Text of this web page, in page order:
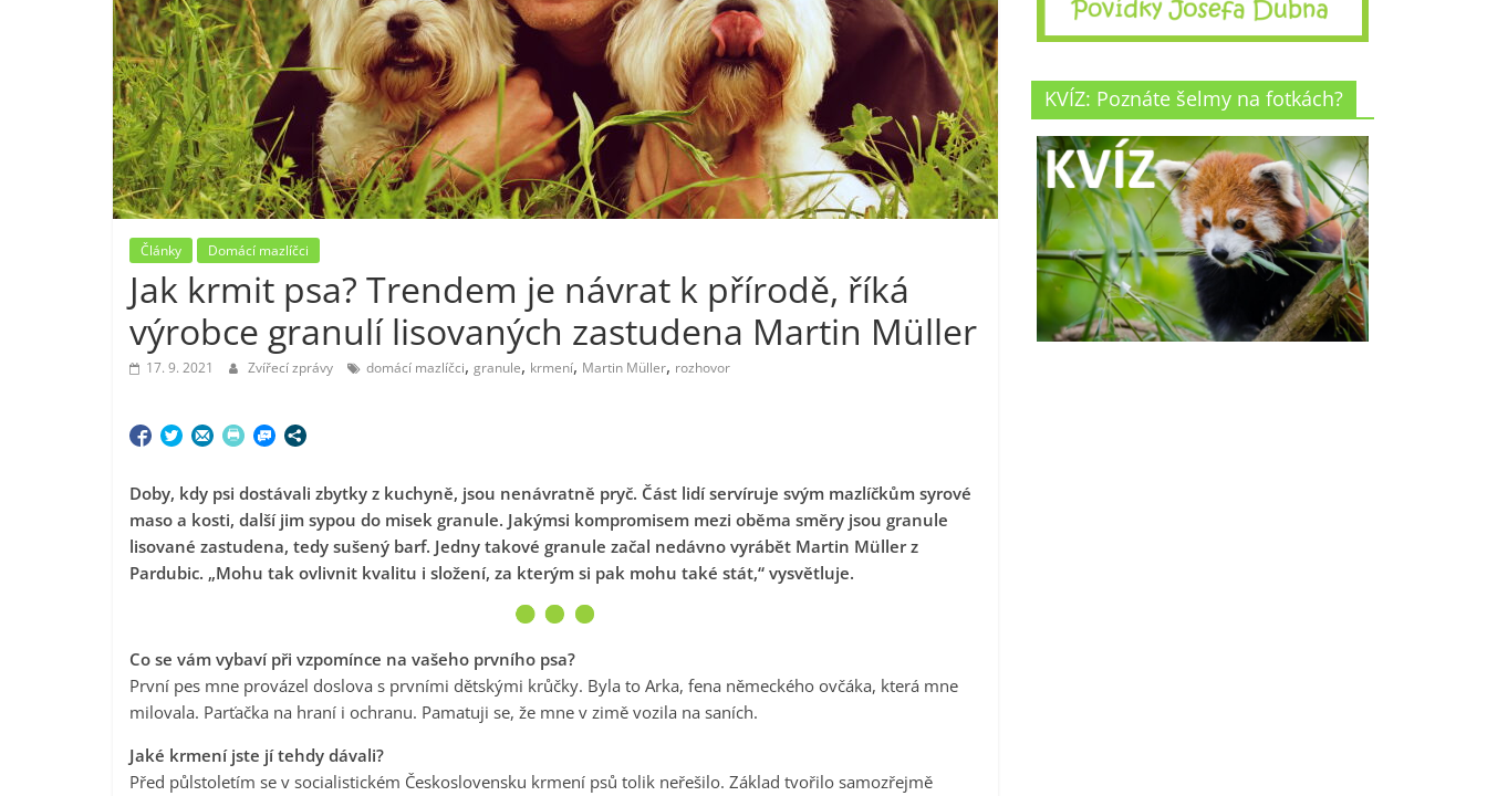
Články Domácí mazlíčci
Jak krmit psa? Trendem je návrat k přírodě, říká
výrobce granulí lisovaných zastudena Martin Müller
17. 9. 2021 Zvířecí zprávy domácí mazlíčci, granule, krmení, Martin Müller, rozhovor
Doby, kdy psi dostávali zbytky z kuchyně, jsou nenávratně pryč. Část lidí servíruje svým mazlíčkům syrové
maso a kosti, další jim sypou do misek granule. Jakýmsi kompromisem mezi oběma směry jsou granule
lisované zastudena, tedy sušený barf. Jedny takové granule začal nedávno vyrábět Martin Müller z
Pardubic. „Mohu tak ovlivnit kvalitu i složení, za kterým si pak mohu také stát,“ vysvětluje.
Co se vám vybaví při vzpomínce na vašeho prvního psa?
První pes mne provázel doslova s prvními dětskými krůčky. Byla to Arka, fena německého ovčáka, která mne
milovala. Parťačka na hraní i ochranu. Pamatuji se, že mne v zimě vozila na saních.
Jaké krmení jste jí tehdy dávali?
Před půlstoletím se v socialistickém Československu krmení psů tolik neřešilo. Základ tvořilo samozřejmě
KVÍZ: Poznáte šelmy na fotkách?